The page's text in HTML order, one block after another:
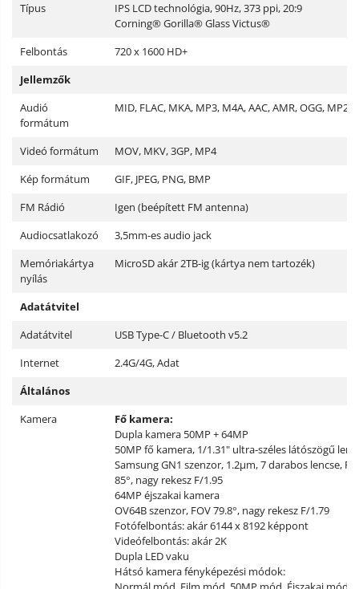
Típus
IPS LCD technológia, 90Hz, 373 ppi, 20:9
Corning® Gorilla® Glass Victus®
Felbontás
720 x 1600 HD+
Jellemzők
Audió
formátum
MID, FLAC, MKA, MP3, M4A, AAC, AMR, OGG, MP2
Videó formátum
MOV, MKV, 3GP, MP4
Kép formátum
GIF, JPEG, PNG, BMP
FM Rádió
Igen (beépített FM antenna)
Audiocsatlakozó
3,5mm-es audio jack
Memóriakártya
nyílás
MicroSD akár 2TB-ig (kártya nem tartozék)
Adatátvitel
Adatátvitel
USB Type-C / Bluetooth v5.2
Internet
2.4G/4G, Adat
Általános
Kamera
Fő kamera:
Dupla kamera 50MP + 64MP
50MP fő kamera, 1/1.31" ultra-széles látószögű
Samsung GN1 szenzor, 1.2μm, 7 darabos lencse,
85°, nagy rekesz F/1.95
64MP éjszakai kamera
OV64B szenzor, FOV 79.8°, nagy rekesz F/1.79
Fotófelbontás: akár 6144 x 8192 képpont
Videófelbontás: akár 2K
Dupla LED vaku
Hátsó kamera fényképezési módok: